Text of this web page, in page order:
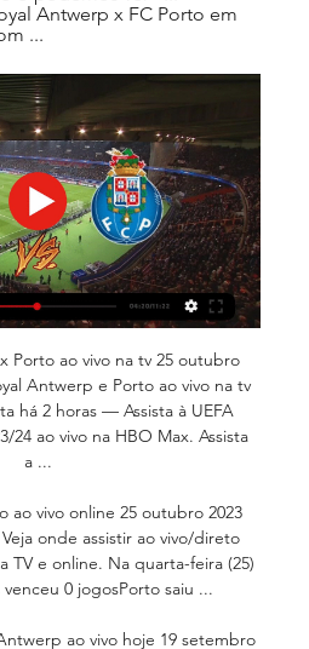
Antwerp x FC Porto em
...
Porto ao vivo na tv 25 outubro
Antwerp e Porto ao vivo na tv
há 2 horas — Assista à UEFA
24 ao vivo na HBO Max. Assista
a ...
ao vivo online 25 outubro 2023
onde assistir ao vivo/direto
TV e online. Na quarta-feira (25)
0 jogosPorto saiu ...
ao vivo hoje 19 setembro